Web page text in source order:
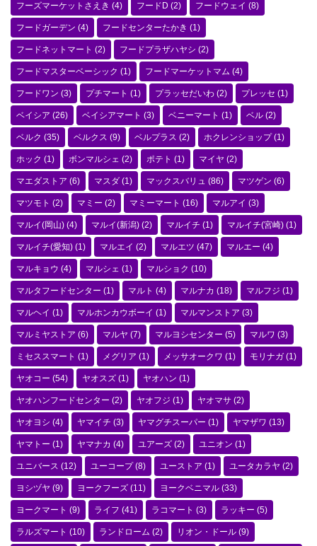
フーズマーケットさえき (4) フードD (2) フードウェイ (8)
フードガーデン (4) フードセンターたかき (1)
フードネットマート (2) フードプラザハヤシ (2)
フードマスターベーシック (1) フードマーケットマム (4)
フードワン (3) プチマート (1) プラッセだいわ (2) プレッセ (1)
ベイシア (26) ベイシアマート (3) ベニーマート (1) ベル (2)
ベルク (35) ベルクス (9) ベルプラス (2) ホクレンショップ(1)
ホック (1) ボンマルシェ (2) ポテト (1) マイヤ (2)
マエダストア (6) マスダ (1) マックスバリュ (86) マツゲン (6)
マツモト (2) マミー (2) マミーマート (16) マルアイ (3)
マルイ(岡山) (4) マルイ(新潟) (2) マルイチ (1) マルイチ(宮崎) (1)
マルイチ(愛知) (1) マルエイ (2) マルエツ (47) マルエー (4)
マルキョウ (4) マルシェ (1) マルショク (10)
マルタフードセンター (1) マルト (4) マルナカ (18) マルフジ (1)
マルヘイ (1) マルホンカウボーイ (1) マルマンストア (3)
マルミヤストア (6) マルヤ (7) マルヨシセンター (5) マルワ (3)
ミセススマート (1) メグリア (1) メッサオークワ (1) モリナガ (1)
ヤオコー (54) ヤオスズ (1) ヤオハン (1)
ヤオハンフードセンター (2) ヤオフジ (1) ヤオマサ (2)
ヤオヨシ (4) ヤマイチ (3) ヤマグチスーパー (1) ヤマザワ (13)
ヤマトー (1) ヤマナカ (4) ユアーズ (2) ユニオン (1)
ユニバース (12) ユーコープ(8) ユーストア (1) ユータカラヤ (2)
ヨシヅヤ (9) ヨークフーズ (11) ヨークベニマル (33)
ヨークマート (9) ライフ (41) ラコマート (3) ラッキー (5)
ラルズマート (10) ランドローム (2) リオン・ドール (9)